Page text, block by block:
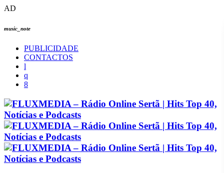
AD
music_note
PUBLICIDADE
CONTACTOS